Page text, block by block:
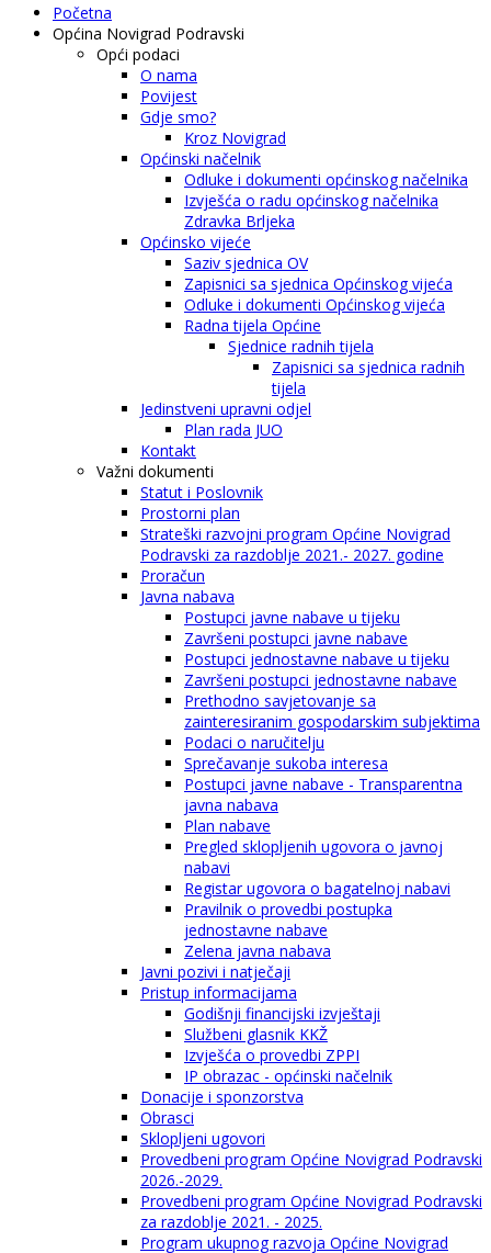
Početna
Općina Novigrad Podravski
Opći podaci
O nama
Povijest
Gdje smo?
Kroz Novigrad
Općinski načelnik
Odluke i dokumenti općinskog načelnika
Izvješća o radu općinskog načelnika
Zdravka Brljeka
Općinsko vijeće
Saziv sjednica OV
Zapisnici sa sjednica Općinskog vijeća
Odluke i dokumenti Općinskog vijeća
Radna tijela Općine
Sjednice radnih tijela
Zapisnici sa sjednica radnih
tijela
Jedinstveni upravni odjel
Plan rada JUO
Kontakt
Važni dokumenti
Statut i Poslovnik
Prostorni plan
Strateški razvojni program Općine Novigrad
Podravski za razdoblje 2021.- 2027. godine
Proračun
Javna nabava
Postupci javne nabave u tijeku
Završeni postupci javne nabave
Postupci jednostavne nabave u tijeku
Završeni postupci jednostavne nabave
Prethodno savjetovanje sa
zainteresiranim gospodarskim subjektima
Podaci o naručitelju
Sprečavanje sukoba interesa
Postupci javne nabave - Transparentna
javna nabava
Plan nabave
Pregled sklopljenih ugovora o javnoj
nabavi
Registar ugovora o bagatelnoj nabavi
Pravilnik o provedbi postupka
jednostavne nabave
Zelena javna nabava
Javni pozivi i natječaji
Pristup informacijama
Godišnji financijski izvještaji
Službeni glasnik KKŽ
Izvješća o provedbi ZPPI
IP obrazac - općinski načelnik
Donacije i sponzorstva
Obrasci
Sklopljeni ugovori
Provedbeni program Općine Novigrad Podravski
2026.-2029.
Provedbeni program Općine Novigrad Podravski
za razdoblje 2021. - 2025.
Program ukupnog razvoja Općine Novigrad